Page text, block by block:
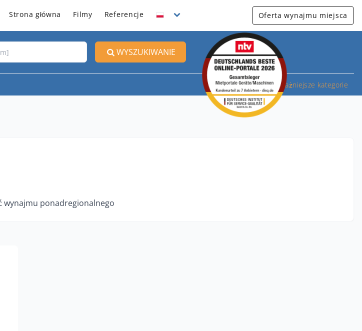
Strona główna Filmy Referencje Oferta wynajmu miejsca
WYSZUKIWANIE
Najważniejsze kategorie
wynajmu ponadregionalnego